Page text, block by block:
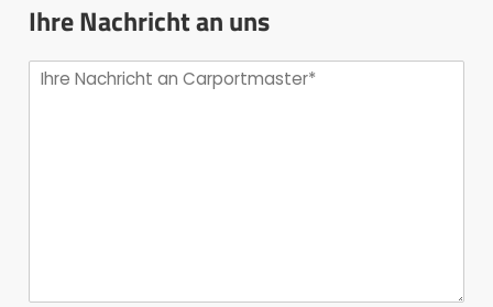
Ihre Nachricht an uns